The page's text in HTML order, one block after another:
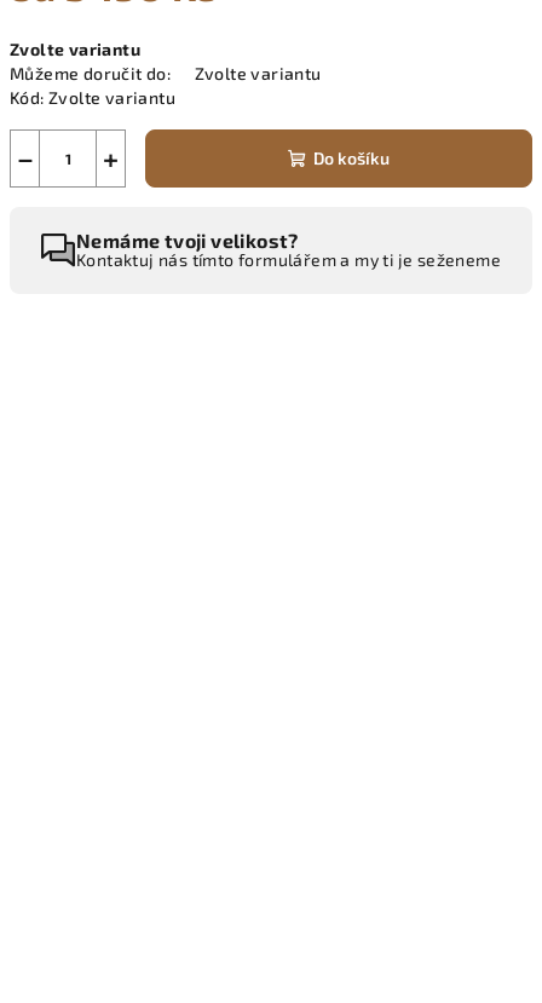
cena:
Zvolte variantu
Můžeme doručit do:
Zvolte variantu
Kód: Zvolte variantu
+
− Do košíku
Nemáme tvoji velikost?
Kontaktuj nás tímto formulářem a my ti je seženeme